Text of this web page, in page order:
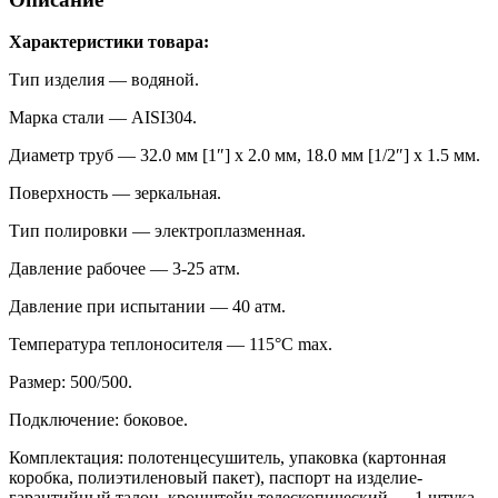
Характеристики товара:
Тип изделия — водяной.
Марка стали — AISI304.
Диаметр труб — 32.0 мм [1″] х 2.0 мм, 18.0 мм [1/2″] х 1.5 мм.
Поверхность — зеркальная.
Тип полировки — электроплазменная.
Давление рабочее — 3-25 атм.
Давление при испытании — 40 атм.
Температура теплоносителя — 115°C max.
Размер: 500/500.
Подключение: боковое.
Комплектация: полотенцесушитель, упаковка (картонная
коробка, полиэтиленовый пакет), паспорт на изделие-